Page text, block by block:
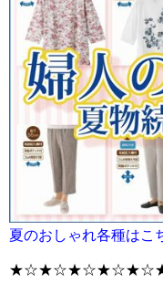
夏のおしゃれ各種はこ